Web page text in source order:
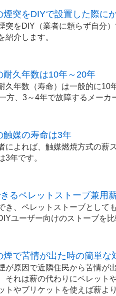
煙突をDIYで設置した際に
突をDIY（業者に頼らず自分
紹介します。
耐久年数は10年～20年
久年数（寿命）は一般的に10
方、3～4年で故障するメーカ
触媒の寿命は3年
によれば、触媒燃焼方式の薪
3年です。
るペレットストーブ兼用
き、ペレットストーブとして
ユーザー向けのストーブを比
煙で苦情が出た時の簡単な
が原因で近隣住民から苦情が
それは薪の代わりにペレット
トやブリケットを使えば薪よ